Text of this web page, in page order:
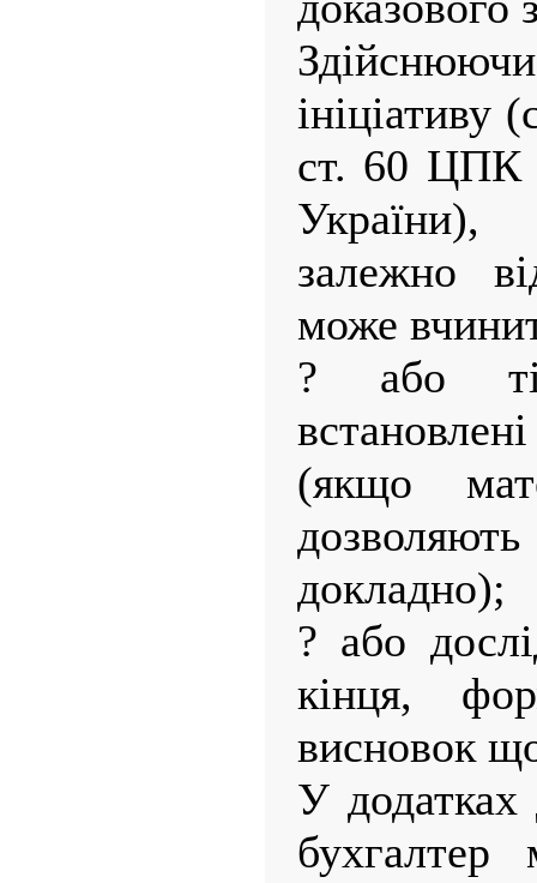
ст. 60 ЦПК
України),
залежно
може
? або
(якщо
докладно);
? або
кінця,
висновок
У додатках
бухгалтер